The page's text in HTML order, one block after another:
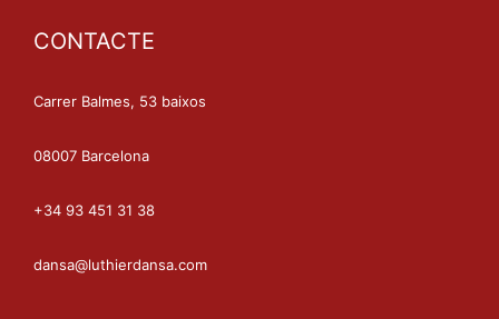
CONTACTE
Carrer Balmes, 53 baixos
08007 Barcelona
+34 93 451 31 38
dansa@luthierdansa.com